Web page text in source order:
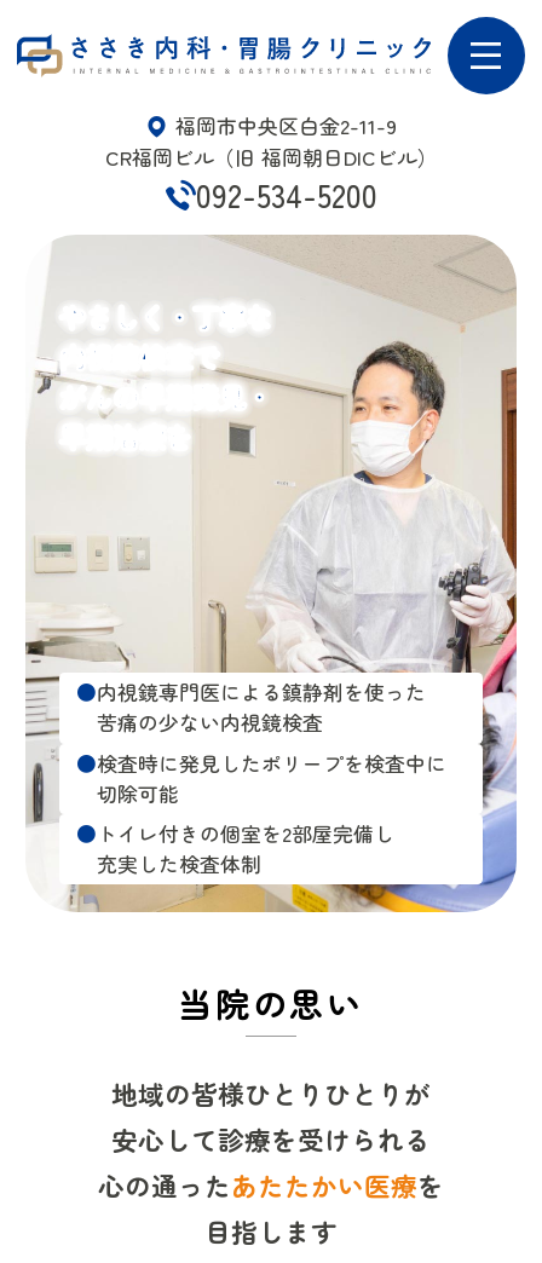
ささき内科・胃腸クリニッ
ク | 福岡市中央区白金
福岡市中央区白金2-11-9
CR福岡ビル（旧 福岡朝日DICビル）
092-534-5200
やさしく・丁寧な
内視鏡検査で
がんの早期発見・
早期治療を
内視鏡専門医による鎮静剤を使った
苦痛の少ない内視鏡検査
検査時に発見したポリープを検査中に
切除可能
トイレ付きの個室を2部屋完備し
充実した検査体制
やさしく・丁寧な
内視鏡検査で
がんの早期発見・
早期治療を
内視鏡専門医による鎮静剤を使った
苦痛の少ない内視鏡検査
検査時に発見したポリープを検査中に
切除可能
トイレ付きの個室を2部屋完備し
充実した検査体制
やさしく・丁寧な
内視鏡検査で
がんの早期発見・
早期治療を
消化器疾患のほか、生活習慣病や
かぜなどの疾患など幅広く対応
80列マルチスライスの高性能CTで
病気の早期発見が可能
駐車場10台完備
当院の思い
地域の皆様ひとりひとりが
安心して診療を受けられる
心の通ったあたたかい医療を
目指します